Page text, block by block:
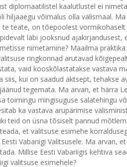
diplomaatilistel kaalutlustel ei
hiljaaegu võimalus olla välismaal.
te teate, on tõepoolest
läbi jooksnud
nimetamine? Maailma
ringkonnad arutavad
vaid kooskõlastatakse vastava
siis, kui on saadud aktsept, tehakse
tegemata. Ma arvan, et härra
toimingu mingisuguse salatehingu
ka vastava arupärimise
teid on üsna tõsiselt pannud
et valitsuse esimehe
Vabariigi Valitsusele. Ma
Millise Eesti Vabariigis kehtiva
valitsuse esimehele?